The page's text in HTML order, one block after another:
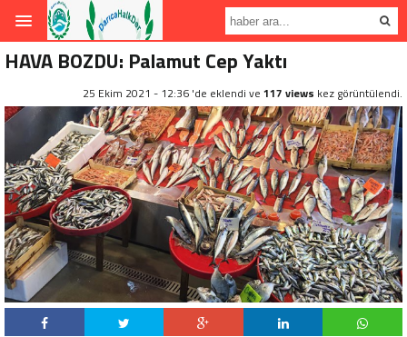
HAVA BOZDU: Palamut Cep Yaktı
25 Ekim 2021 - 12:36 'de eklendi ve 117 views kez görüntülendi.